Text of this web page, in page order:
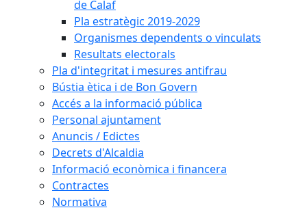
de Calaf
Pla estratègic 2019-2029
Organismes dependents o vinculats
Resultats electorals
Pla d'integritat i mesures antifrau
Bústia ètica i de Bon Govern
Accés a la informació pública
Personal ajuntament
Anuncis / Edictes
Decrets d'Alcaldia
Informació econòmica i financera
Contractes
Normativa